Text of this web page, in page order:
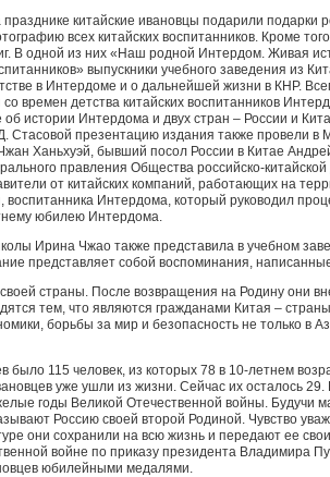
празднике китайские ивановцы подарили подарки
всех китайских воспитанников. Кроме
В одной из них «Наш родной Интердом. Живая
выпускники учебного заведения из
в Интердоме и о дальнейшей жизни в КНР.
времен детства китайских воспитанников
истории Интердома и двух стран – России и
презентацию издания также провели в
Ханьхуэй, бывший посол России в Китае
правления Общества российско-
от китайских компаний, работающих на
Интердома, который руководил
юбилею Интердома.
Ирина Чжао также представила в учебном
представляет собой воспоминания,
страны. После возвращения на Родину они
тем, что являются гражданами Китая –
борьбы за мир и безопасность не только в
было 115 человек, из которых 78 в 10-летнем
уже ушли из жизни. Сейчас их осталось 29.
годы Великой Отечественной войны. Будучи
Россию своей второй Родиной. Чувство
они сохранили на всю жизнь и передают ее
войне по приказу президента Владимира
юбилейными медалями.